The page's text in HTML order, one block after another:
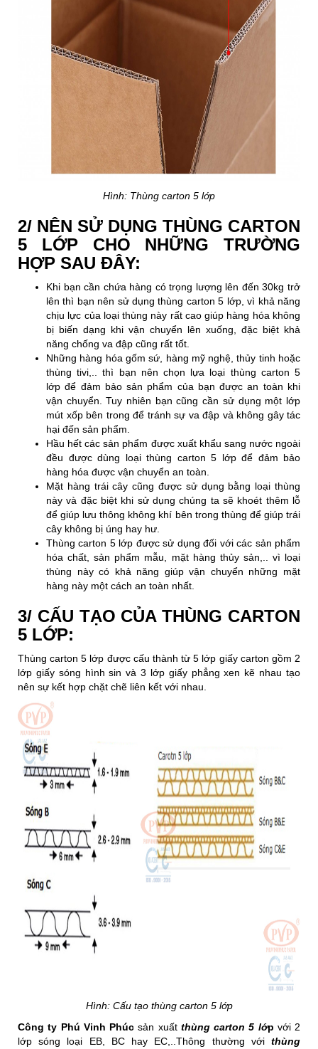
Hình: Thùng carton 5 lớp
2/ NÊN SỬ DỤNG THÙNG CARTON
5 LỚP CHO NHỮNG TRƯỜNG
HỢP SAU ĐÂY:
Khi bạn cần chứa hàng có trọng lượng lên đến 30kg trở
lên thì bạn nên sử dụng thùng carton 5 lớp, vì khả năng
chịu lực của loại thùng này rất cao giúp hàng hóa không
bị biến dạng khi vận chuyển lên xuống, đặc biệt khả
năng chống va đập cũng rất tốt.
Những hàng hóa gốm sứ, hàng mỹ nghệ, thủy tinh hoặc
thùng tivi,.. thì bạn nên chọn lựa loại thùng carton 5
lớp để đảm bảo sản phẩm của bạn được an toàn khi
vận chuyển. Tuy nhiên bạn cũng cần sử dụng một lớp
mút xốp bên trong để tránh sự va đập và không gây tác
hại đến sản phẩm.
Hầu hết các sản phẩm được xuất khẩu sang nước ngoài
đều được dùng loại thùng carton 5 lớp để đảm bảo
hàng hóa được vận chuyển an toàn.
Mặt hàng trái cây cũng được sử dụng bằng loại thùng
này và đặc biệt khi sử dụng chúng ta sẽ khoét thêm lỗ
để giúp lưu thông không khí bên trong thùng để giúp trái
cây không bị úng hay hư.
Thùng carton 5 lớp được sử dụng đối với các sản phẩm
hóa chất, sản phẩm mẫu, mặt hàng thủy sản,.. vì loại
thùng này có khả năng giúp vận chuyển những mặt
hàng này một cách an toàn nhất.
3/ CẤU TẠO CỦA THÙNG CARTON
5 LỚP:
Thùng carton 5 lớp được cấu thành từ 5 lớp giấy carton gồm 2
lớp giấy sóng hình sin và 3 lớp giấy phẳng xen kẽ nhau tạo
nên sự kết hợp chặt chẽ liên kết với nhau.
Hình: Cấu tạo thùng carton 5 lớp
Công ty Phú Vinh Phúc sản xuất thùng carton 5 lớp với 2
lớp sóng loại EB, BC hay EC,..Thông thường với thùng